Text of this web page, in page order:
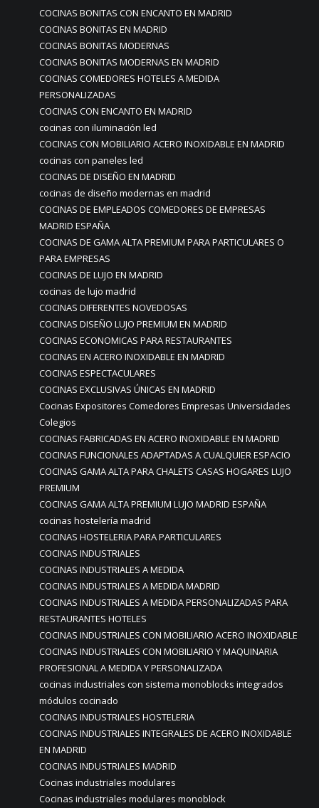
COCINAS BONITAS CON ENCANTO EN MADRID
COCINAS BONITAS EN MADRID
COCINAS BONITAS MODERNAS
COCINAS BONITAS MODERNAS EN MADRID
COCINAS COMEDORES HOTELES A MEDIDA
PERSONALIZADAS
COCINAS CON ENCANTO EN MADRID
cocinas con iluminación led
COCINAS CON MOBILIARIO ACERO INOXIDABLE EN MADRID
cocinas con paneles led
COCINAS DE DISEÑO EN MADRID
cocinas de diseño modernas en madrid
COCINAS DE EMPLEADOS COMEDORES DE EMPRESAS
MADRID ESPAÑA
COCINAS DE GAMA ALTA PREMIUM PARA PARTICULARES O
PARA EMPRESAS
COCINAS DE LUJO EN MADRID
cocinas de lujo madrid
COCINAS DIFERENTES NOVEDOSAS
COCINAS DISEÑO LUJO PREMIUM EN MADRID
COCINAS ECONOMICAS PARA RESTAURANTES
COCINAS EN ACERO INOXIDABLE EN MADRID
COCINAS ESPECTACULARES
COCINAS EXCLUSIVAS ÚNICAS EN MADRID
Cocinas Expositores Comedores Empresas Universidades
Colegios
COCINAS FABRICADAS EN ACERO INOXIDABLE EN MADRID
COCINAS FUNCIONALES ADAPTADAS A CUALQUIER ESPACIO
COCINAS GAMA ALTA PARA CHALETS CASAS HOGARES LUJO
PREMIUM
COCINAS GAMA ALTA PREMIUM LUJO MADRID ESPAÑA
cocinas hostelería madrid
COCINAS HOSTELERIA PARA PARTICULARES
COCINAS INDUSTRIALES
COCINAS INDUSTRIALES A MEDIDA
COCINAS INDUSTRIALES A MEDIDA MADRID
COCINAS INDUSTRIALES A MEDIDA PERSONALIZADAS PARA
RESTAURANTES HOTELES
COCINAS INDUSTRIALES CON MOBILIARIO ACERO INOXIDABLE
COCINAS INDUSTRIALES CON MOBILIARIO Y MAQUINARIA
PROFESIONAL A MEDIDA Y PERSONALIZADA
cocinas industriales con sistema monoblocks integrados
módulos cocinado
COCINAS INDUSTRIALES HOSTELERIA
COCINAS INDUSTRIALES INTEGRALES DE ACERO INOXIDABLE
EN MADRID
COCINAS INDUSTRIALES MADRID
Cocinas industriales modulares
Cocinas industriales modulares monoblock